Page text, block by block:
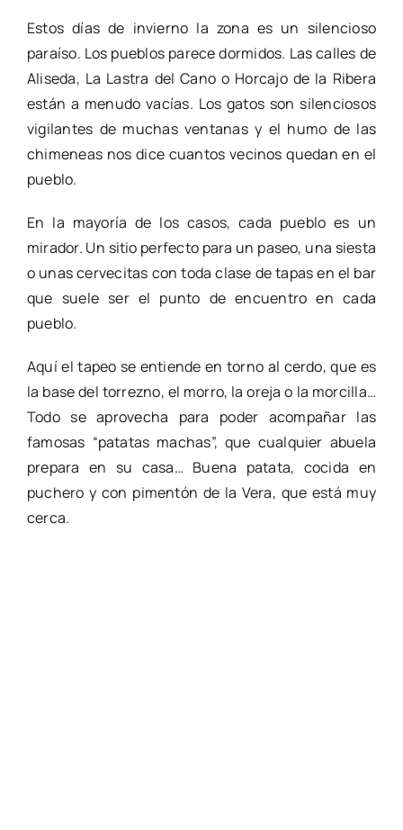
Estos días de invierno la zona es un silencioso
paraíso. Los pueblos parece dormidos. Las calles de
Aliseda, La Lastra del Cano o Horcajo de la Ribera
están a menudo vacías. Los gatos son silenciosos
vigilantes de muchas ventanas y el humo de las
chimeneas nos dice cuantos vecinos quedan en el
pueblo.
En la mayoría de los casos, cada pueblo es un
mirador. Un sitio perfecto para un paseo, una siesta
o unas cervecitas con toda clase de tapas en el bar
que suele ser el punto de encuentro en cada
pueblo.
Aquí el tapeo se entiende en torno al cerdo, que es
la base del torrezno, el morro, la oreja o la morcilla…
Todo se aprovecha para poder acompañar las
famosas “patatas machas”, que cualquier abuela
prepara en su casa… Buena patata, cocida en
puchero y con pimentón de la Vera, que está muy
cerca.